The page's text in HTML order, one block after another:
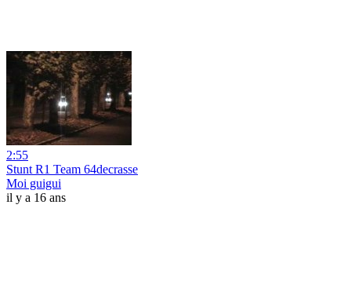
2:55
Stunt R1 Team 64decrasse
Moi guigui
il y a 16 ans